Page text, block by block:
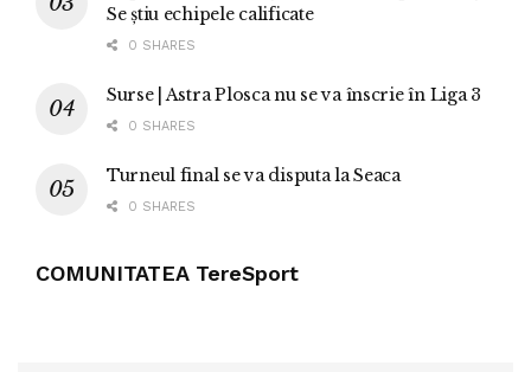
Se știu echipele calificate
0 SHARES
Surse | Astra Plosca nu se va înscrie în Liga 3
0 SHARES
Turneul final se va disputa la Seaca
0 SHARES
COMUNITATEA TereSport